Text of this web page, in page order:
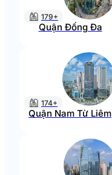
179+
Quận Đống Đa
174+
Quận Nam Từ Liêm